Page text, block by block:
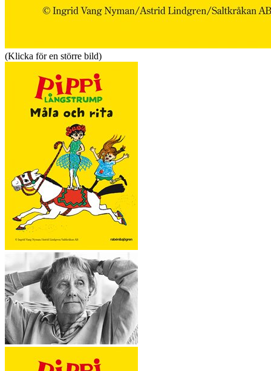
(Klicka för en större bild)